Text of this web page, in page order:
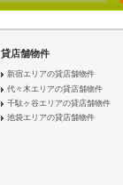
貸店舗物件
新宿エリアの貸店舗物件
代々木エリアの貸店舗物件
千駄ヶ谷エリアの貸店舗物件
池袋エリアの貸店舗物件